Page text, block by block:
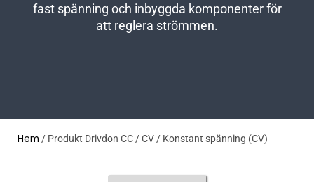
fast spänning och inbyggda komponenter för
att reglera strömmen.
Hem / Produkt Drivdon CC / CV / Konstant spänning (CV)